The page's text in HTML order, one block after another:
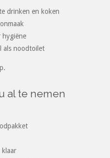
drinken en koken
hygiëne
als noodtoilet
al te nemen
klaar